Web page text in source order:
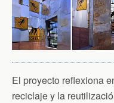
El proyecto reflexiona
reciclaje y la